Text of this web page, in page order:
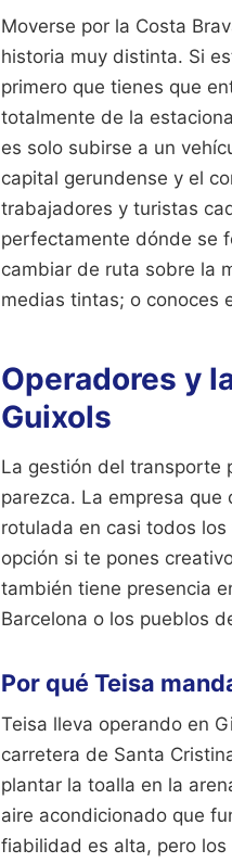
Moverse por la Costa
historia muy distinta. Si
primero que tienes que
totalmente de la
es solo subirse a un
capital gerundense y el
trabajadores y turistas
perfectamente dónde se
cambiar de ruta sobre la
medias tintas; o conoces
Operadores y
Guixols
La gestión del transporte
parezca. La empresa que
rotulada en casi todos
opción si te pones
también tiene presencia
Barcelona o los pueblos
Por qué Teisa
Teisa lleva operando en
carretera de Santa
plantar la toalla en la
aire acondicionado que
fiabilidad es alta, pero los